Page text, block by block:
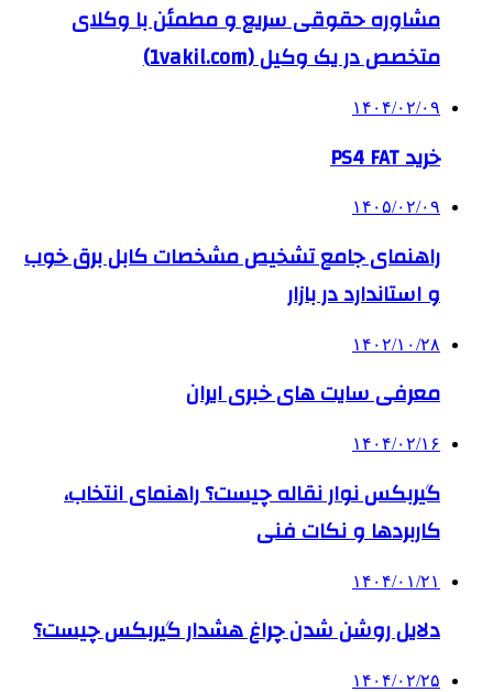
مشاوره حقوقی سریع و مطمئن با وکلای
متخصص در یک وکیل (1vakil.com)
۱۴۰۴/۰۲/۰۹
خرید PS4 FAT
۱۴۰۵/۰۲/۰۹
راهنمای جامع تشخیص مشخصات کابل برق خوب
و استاندارد در بازار
۱۴۰۲/۱۰/۲۸
معرفی سایت های خبری ایران
۱۴۰۴/۰۲/۱۶
گیربکس نوار نقاله چیست؟ راهنمای انتخاب،
کاربردها و نکات فنی
۱۴۰۴/۰۱/۲۱
دلایل روشن شدن چراغ هشدار گیربکس چیست؟
۱۴۰۴/۰۲/۲۵